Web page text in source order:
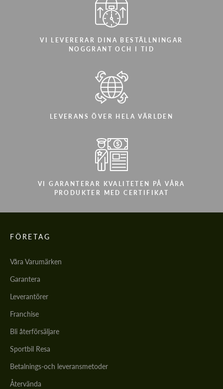
VI LEVERERAR DINA BESTÄLLNINGAR
NOGGRANT OCH I TID
LEVERANS ÖVER HELA VÄRLDEN
VI GARANTERAR KVALITETEN PÅ VÅRA
PRODUKTER MED CERTIFIKAT
FÖRETAG
Våra Varumärken
Garantera
Leverantörer
Franchise
Bli återförsäljare
Sportbil Resa
Betalnings-och leveransmetoder
Återvända